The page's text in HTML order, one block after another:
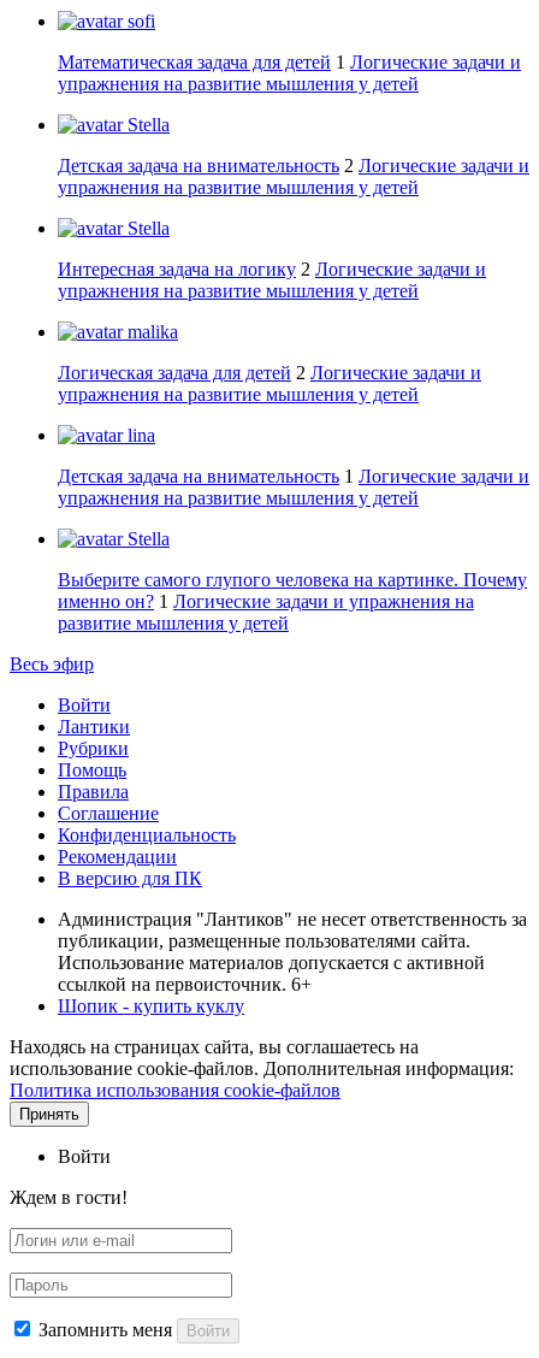
sofi
Математическая задача для детей 1 Логические задачи и
упражнения на развитие мышления у детей
Stella
Детская задача на внимательность 2 Логические задачи и
упражнения на развитие мышления у детей
Stella
Интересная задача на логику 2 Логические задачи и
упражнения на развитие мышления у детей
malika
Логическая задача для детей 2 Логические задачи и
упражнения на развитие мышления у детей
lina
Детская задача на внимательность 1 Логические задачи и
упражнения на развитие мышления у детей
Stella
Выберите самого глупого человека на картинке. Почему
именно он? 1 Логические задачи и упражнения на
развитие мышления у детей
Весь эфир
Войти
Лантики
Рубрики
Помощь
Правила
Соглашение
Конфиденциальность
Рекомендации
В версию для ПК
Администрация "Лантиков" не несет ответственность за
публикации, размещенные пользователями сайта.
Использование материалов допускается с активной
ссылкой на первоисточник. 6+
Шопик - купить куклу
Находясь на страницах сайта, вы соглашаетесь на
использование cookie-файлов. Дополнительная информация:
Политика использования cookie-файлов
Принять
Войти
Ждем в гости!
Запомнить меня Войти